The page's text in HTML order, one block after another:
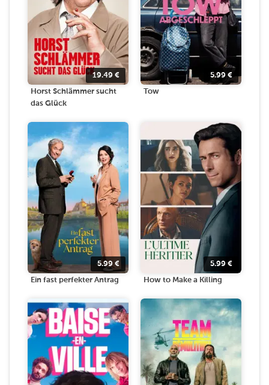
19.49 €
Horst Schlämmer sucht
das Glück
5.99 €
Tow
5.99 €
Ein fast perfekter Antrag
5.99 €
How to Make a Killing